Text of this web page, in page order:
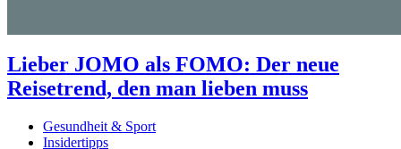
Lieber JOMO als FOMO: Der neue
Reisetrend, den man lieben muss
Gesundheit & Sport
Insidertipps